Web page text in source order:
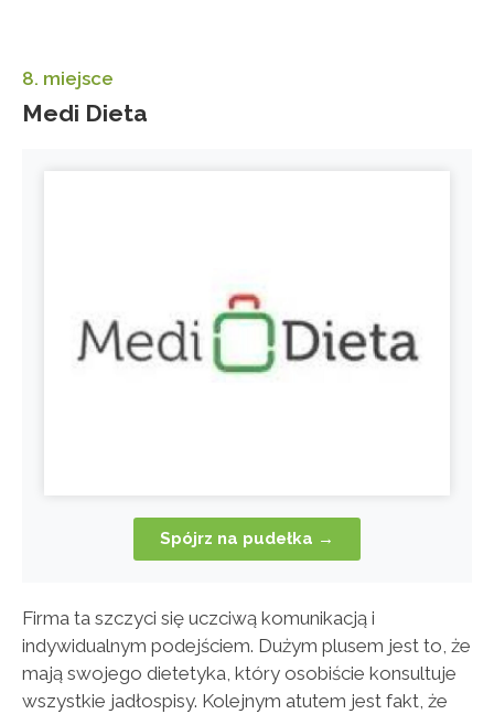
8. miejsce
Medi Dieta
Spójrz na pudełka →
Firma ta szczyci się uczciwą komunikacją i
indywidualnym podejściem. Dużym plusem jest to, że
mają swojego dietetyka, który osobiście konsultuje
wszystkie jadłospisy. Kolejnym atutem jest fakt, że